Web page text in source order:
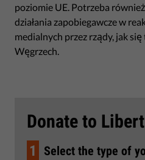
poziomie UE. Potrzeba
działania zapobiegawcze w
medialnych przez rządy, jak
Węgrzech.
Donate to
1 Select the type of